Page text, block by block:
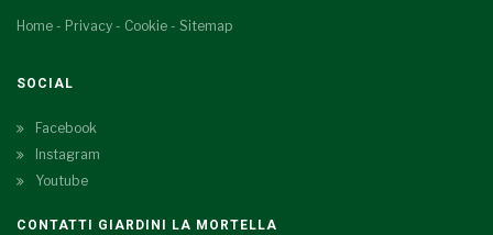
Home - Privacy - Cookie - Sitemap
SOCIAL
Facebook
Instagram
Youtube
CONTATTI GIARDINI LA MORTELLA